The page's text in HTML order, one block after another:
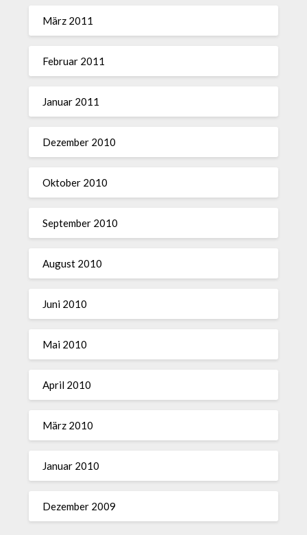
März 2011
Februar 2011
Januar 2011
Dezember 2010
Oktober 2010
September 2010
August 2010
Juni 2010
Mai 2010
April 2010
März 2010
Januar 2010
Dezember 2009